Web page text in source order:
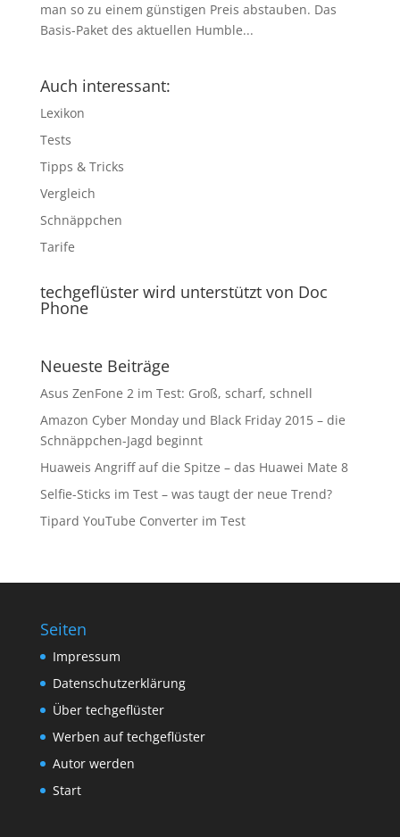
man so zu einem günstigen Preis abstauben. Das
Basis-Paket des aktuellen Humble...
Auch interessant:
Lexikon
Tests
Tipps & Tricks
Vergleich
Schnäppchen
Tarife
techgeflüster wird unterstützt von Doc
Phone
Neueste Beiträge
Asus ZenFone 2 im Test: Groß, scharf, schnell
Amazon Cyber Monday und Black Friday 2015 – die
Schnäppchen-Jagd beginnt
Huaweis Angriff auf die Spitze – das Huawei Mate 8
Selfie-Sticks im Test – was taugt der neue Trend?
Tipard YouTube Converter im Test
Seiten
Impressum
Datenschutzerklärung
Über techgeflüster
Werben auf techgeflüster
Autor werden
Start